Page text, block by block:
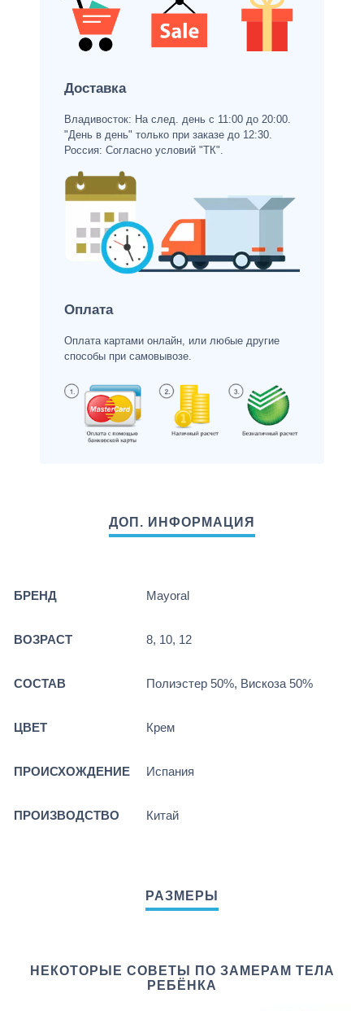
Доставка
Владивосток: На след. день с 11:00 до 20:00.
"День в день" только при заказе до 12:30.
Россия: Согласно условий "ТК".
Оплата
Оплата картами онлайн, или любые другие
способы при самовывозе.
БРЕНД Mayoral
ВОЗРАСТ 8, 10, 12
СОСТАВ Полиэстер 50%, Вискоза 50%
ЦВЕТ Крем
ПРОИСХОЖДЕНИЕ Испания
ПРОИЗВОДСТВО Китай
НЕКОТОРЫЕ СОВЕТЫ ПО ЗАМЕРАМ ТЕЛА
РЕБЁНКА